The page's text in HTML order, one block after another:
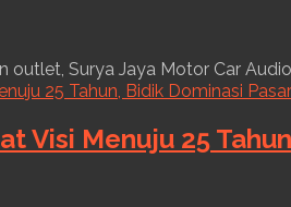
outlet, Surya Jaya Motor Car
Visi Menuju 25